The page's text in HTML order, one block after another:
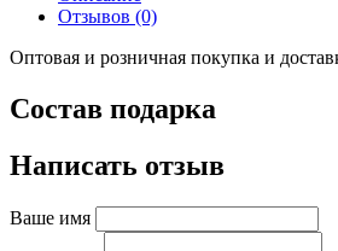
Отзывов (0)
Оптовая и розничная покупка и
Состав подарка
Написать отзыв
Ваше имя